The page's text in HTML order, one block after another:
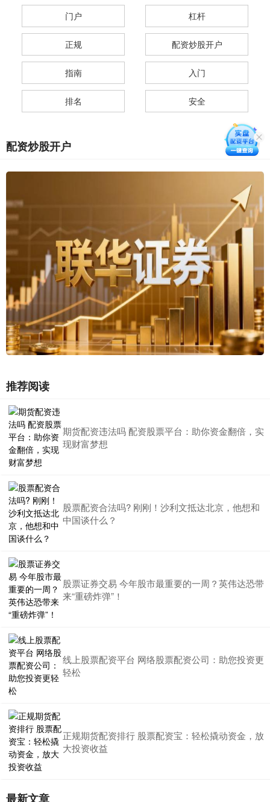
门户 杠杆
正规 配资炒股开户
指南 入门
排名 安全
配资炒股开户
推荐阅读
期货配资违法吗 配资股票平台：助你资金翻倍，实
现财富梦想
股票配资合法吗? 刚刚！沙利文抵达北京，他想和
中国谈什么？
股票证券交易 今年股市最重要的一周？英伟达恐带
来“重磅炸弹”！
线上股票配资平台 网络股票配资公司：助您投资更
轻松
正规期货配资排行 股票配资宝：轻松撬动资金，放
大投资收益
最新文章